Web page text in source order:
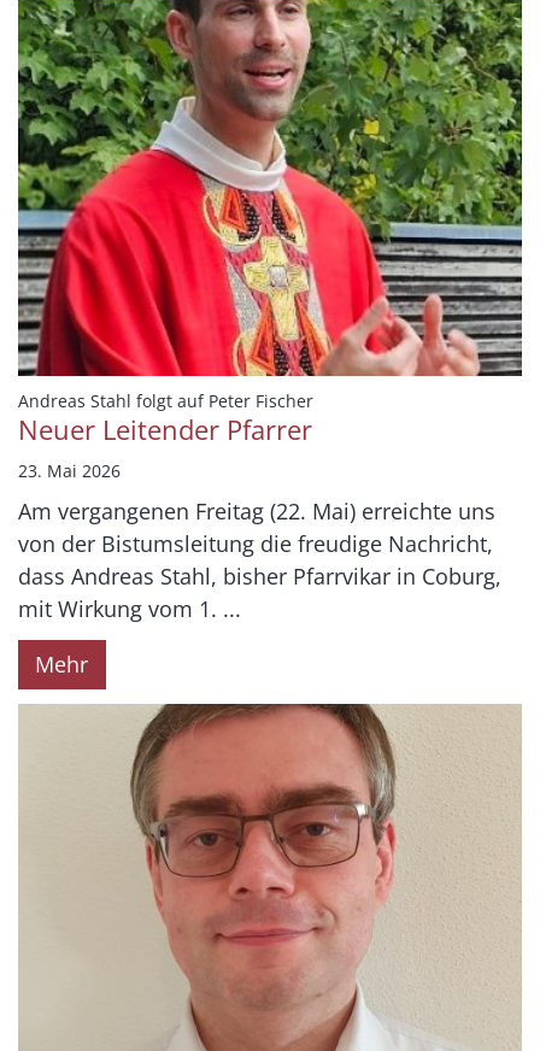
Andreas Stahl folgt auf Peter Fischer:
Neuer Leitender Pfarrer
23. Mai 2026
Am vergangenen Freitag (22. Mai) erreichte uns
von der Bistumsleitung die freudige Nachricht,
dass Andreas Stahl, bisher Pfarrvikar in Coburg,
mit Wirkung vom 1. ...
Mehr